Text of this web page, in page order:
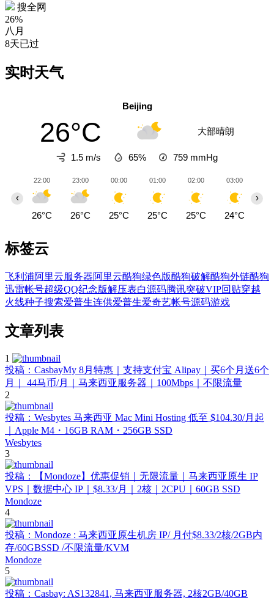
搜全网
26%
八月
8天已过
实时天气
Beijing
26°C 大部晴朗
1.5 m/s 65% 759 mmHg
22:00
26°C
23:00
26°C
00:00
25°C
01:00
25°C
02:00
25°C
03:00
24°C
‹ ›
标签云
飞利浦阿里云服务器阿里云酷狗绿色版酷狗破解酷狗外链酷狗
迅雷帐号超级QQ纪念版解压表白源码腾讯突破VIP回贴穿越
火线种子搜索爱普生连供爱普生爱奇艺帐号源码游戏
文章列表
1
投稿：CasbayMy 8月特惠｜支持支付宝 Alipay｜买6个月送6个
月｜ 44马币/月｜马来西亚服务器｜100Mbps｜不限流量
2
投稿：Wesbytes 马来西亚 Mac Mini Hosting 低至 $104.30/月起
｜Apple M4・16GB RAM・256GB SSD
Wesbytes
3
投稿：【Mondoze】优惠促销｜无限流量｜马来西亚原生 IP
VPS｜数据中心 IP｜$8.33/月｜2核｜2CPU｜60GB SSD
Mondoze
4
投稿：Mondoze : 马来西亚原生机房 IP/ 月付$8.33/2核/2GB内
存/60GBSSD /不限流量/KVM
Mondoze
5
投稿：Casbay: AS132841, 马来西亚服务器, 2核2GB/40GB